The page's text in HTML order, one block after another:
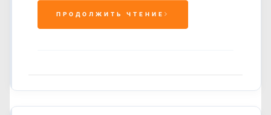
ПРОДОЛЖИТЬ ЧТЕНИЕ